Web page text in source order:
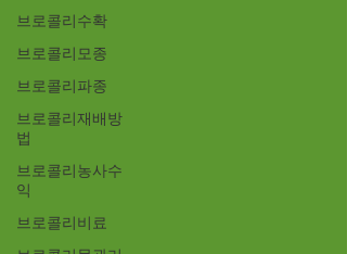
브로콜리수확
브로콜리모종
브로콜리파종
브로콜리재배방
법
브로콜리농사수
익
브로콜리비료